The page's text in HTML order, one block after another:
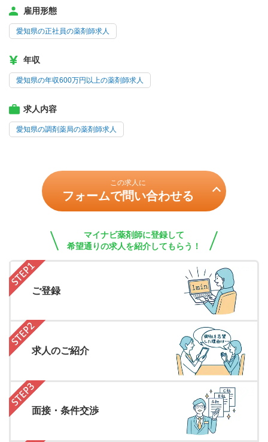
雇用形態
愛知県の正社員の薬剤師求人
年収
愛知県の年収600万円以上の薬剤師求人
求人内容
愛知県の調剤薬局の薬剤師求人
この求人に
フォームで問い合わせる
マイナビ薬剤師に登録して
希望通りの求人を紹介してもらう！
ご登録
求人のご紹介
面接・条件交渉